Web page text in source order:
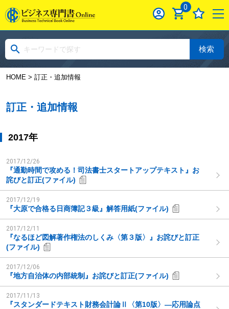
0
検索
HOME> 訂正・追加情報
訂正・追加情報
2017年
2017/12/26
『通勤時間で攻める！司法書士スタートアップテキスト』お
詫びと訂正(ファイル)
2017/12/19
『大原で合格る日商簿記３級』解答用紙(ファイル)
2017/12/11
『なるほど図解著作権法のしくみ〈第３版〉』お詫びと訂正
(ファイル)
2017/12/06
『地方自治体の内部統制』お詫びと訂正(ファイル)
2017/11/13
『スタンダードテキスト財務会計論Ⅱ〈第10版〉―応用論点